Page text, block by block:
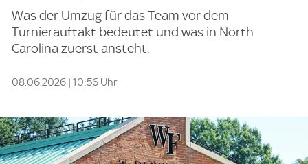
Was der Umzug für das Team vor dem
Turnierauftakt bedeutet und was in North
Carolina zuerst ansteht.
08.06.2026 | 10:56 Uhr